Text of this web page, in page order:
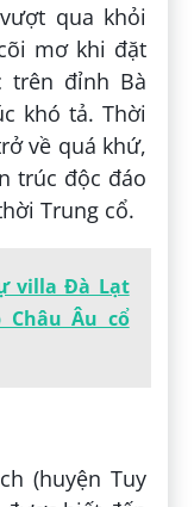
qua khỏi
mơ khi đặt
trên đỉnh Bà
khó tả. Thời
về quá khứ,
trúc độc đáo
Trung cổ.
villa Đà Lạt
Châu Âu cổ
(huyện Tuy